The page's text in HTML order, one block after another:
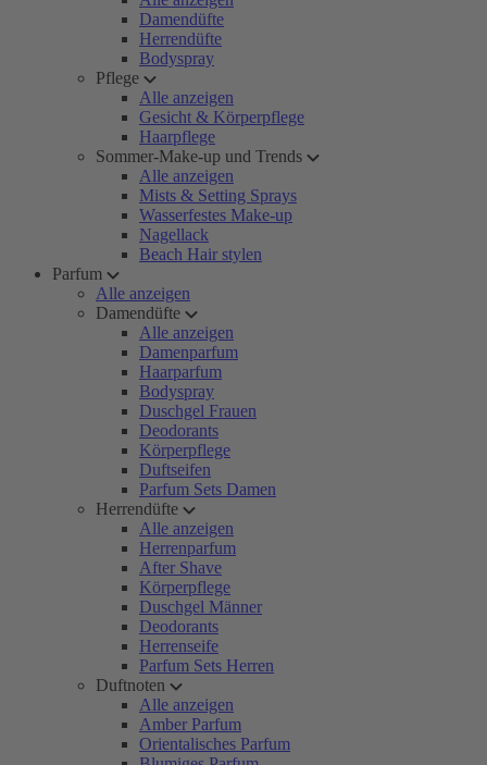
Damendüfte
Herrendüfte
Bodyspray
Pflege
Alle anzeigen
Gesicht & Körperpflege
Haarpflege
Sommer-Make-up und Trends
Alle anzeigen
Mists & Setting Sprays
Wasserfestes Make-up
Nagellack
Beach Hair stylen
Parfum
Alle anzeigen
Damendüfte
Alle anzeigen
Damenparfum
Haarparfum
Bodyspray
Duschgel Frauen
Deodorants
Körperpflege
Duftseifen
Parfum Sets Damen
Herrendüfte
Alle anzeigen
Herrenparfum
After Shave
Körperpflege
Duschgel Männer
Deodorants
Herrenseife
Parfum Sets Herren
Duftnoten
Alle anzeigen
Amber Parfum
Orientalisches Parfum